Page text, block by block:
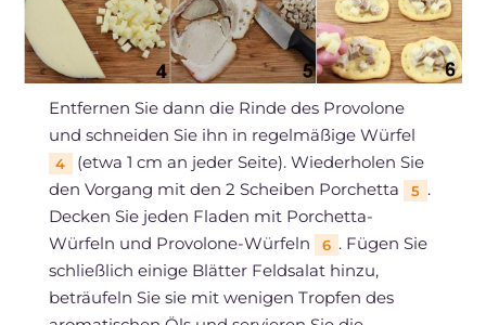
Entfernen Sie dann die Rinde des Provolone
und schneiden Sie ihn in regelmäßige Würfel
4
(etwa 1 cm an jeder Seite). Wiederholen Sie
den Vorgang mit den 2 Scheiben Porchetta
5 .
Decken Sie jeden Fladen mit Porchetta-
Würfeln und Provolone-Würfeln
6 . Fügen Sie
schließlich einige Blätter Feldsalat hinzu,
beträufeln Sie sie mit wenigen Tropfen des